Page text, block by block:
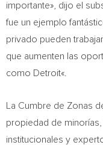
importante», dijo el
fue un ejemplo
privado pueden
que aumenten las
como Detroit«.
La Cumbre de Zonas
propiedad de
institucionales y